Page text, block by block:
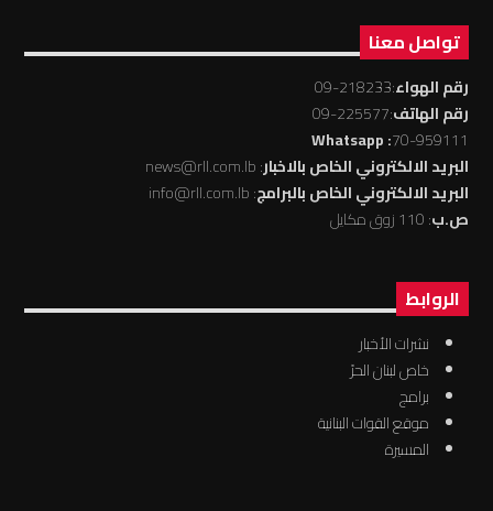
تواصل معنا
رقم الهواء:218233-09
رقم الهاتف:225577-09
70-959111
: Whatsapp
البريد الالكتروني الخاص بالاخبار: news@rll.com.lb
البريد الالكتروني الخاص بالبرامج: info@rll.com.lb
ص.ب: 110 زوق مكايل
الروابط
نشرات الأخبار
خاص لبنان الحرّ
برامج
موقع القوات البنانية
المسيرة